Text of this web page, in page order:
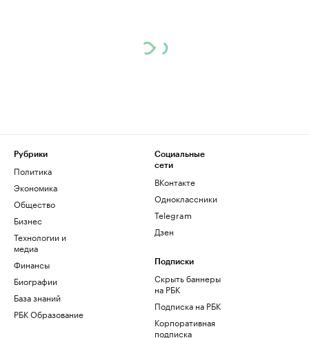
Рубрики
Политика
Экономика
Общество
Бизнес
Технологии и
медиа
Финансы
Биографии
База знаний
РБК Образование
Социальные
сети
ВКонтакте
Одноклассники
Telegram
Дзен
Подписки
Скрыть баннеры
на РБК
Подписка на РБК
Корпоративная
подписка